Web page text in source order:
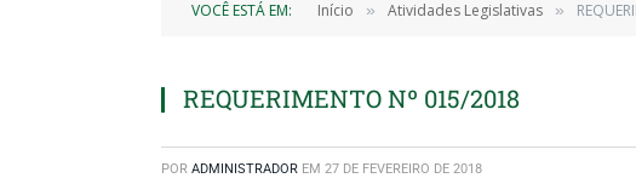
VOCÊ ESTÁ EM: Início » Atividades Legislativas »
REQUERIMENTO Nº 015/2018
POR ADMINISTRADOR EM 27 DE FEVEREIRO DE 2018